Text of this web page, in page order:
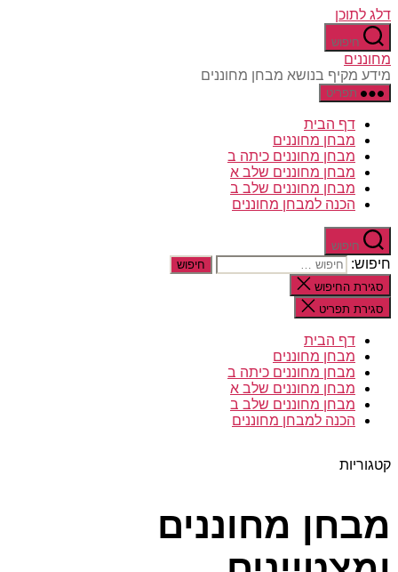
דלג לתוכן
חיפוש
מחוננים
מידע מקיף בנושא מבחן מחוננים
תפריט
דף הבית
מבחן מחוננים
מבחן מחוננים כיתה ב
מבחן מחוננים שלב א
מבחן מחוננים שלב ב
הכנה למבחן מחוננים
חיפוש
חיפוש:
סגירת החיפוש
סגירת תפריט
דף הבית
מבחן מחוננים
מבחן מחוננים כיתה ב
מבחן מחוננים שלב א
מבחן מחוננים שלב ב
הכנה למבחן מחוננים
קטגוריות
מבחן מחוננים